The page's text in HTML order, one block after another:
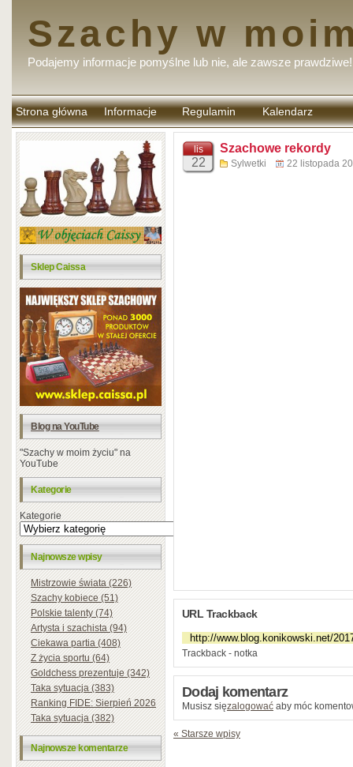
Szachy w
Podajemy informacje pomyślne lub nie, ale zawsze prawdziwe!
Strona główna Informacje Regulamin
komentarzy
Kalendarz
Sklep Caissa
Blog na YouTube
"Szachy w moim życiu" na
YouTube
Kategorie
Kategorie
Najnowsze wpisy
Mistrzowie świata (226)
Szachy kobiece (51)
Polskie talenty (74)
Artysta i szachista (94)
Ciekawa partia (408)
Z życia sportu (64)
Goldchess prezentuje (342)
Taka sytuacja (383)
Ranking FIDE: Sierpień 2026
Taka sytuacja (382)
Najnowsze komentarze
lis
22
Szachowe rekordy
Sylwetki 22 listopada
URL Trackback
Trackback - notka
Dodaj komentarz
Musisz sięzalogować aby móc
« Starsze wpisy